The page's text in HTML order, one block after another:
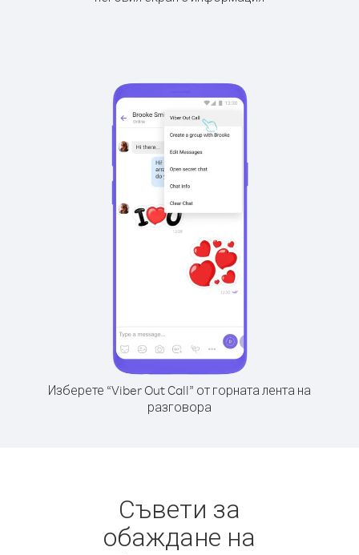
Изберете “Viber Out Call” от горната лента на
разговора
Съвети за
обаждане на